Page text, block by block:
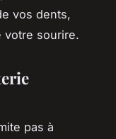
vos dents,
votre sourire.
pas à